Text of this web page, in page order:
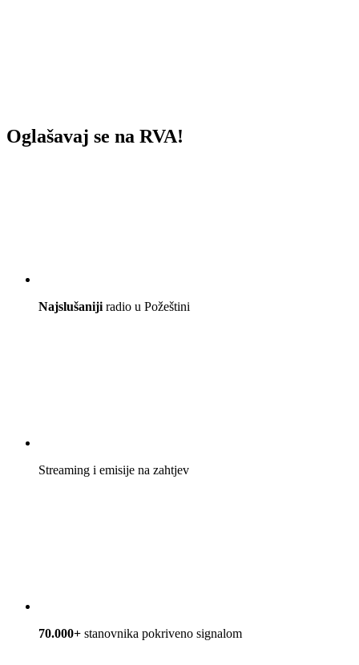
Oglašavaj se na RVA!
Najslušaniji radio u Požeštini
Streaming i emisije na zahtjev
70.000+ stanovnika pokriveno signalom